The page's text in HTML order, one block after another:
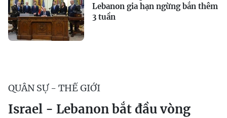
Lebanon gia hạn ngừng bắn thêm
3 tuần
QUÂN SỰ - THẾ GIỚI
Israel - Lebanon bắt đầu vòng